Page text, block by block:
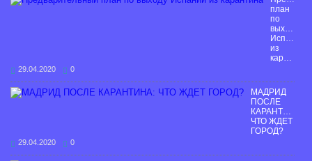
план
по
выходу
Испании
из
карантина
29.04.2020 0
МАДРИД
ПОСЛЕ
КАРАНТИНА:
ЧТО ЖДЕТ
ГОРОД?
29.04.2020 0